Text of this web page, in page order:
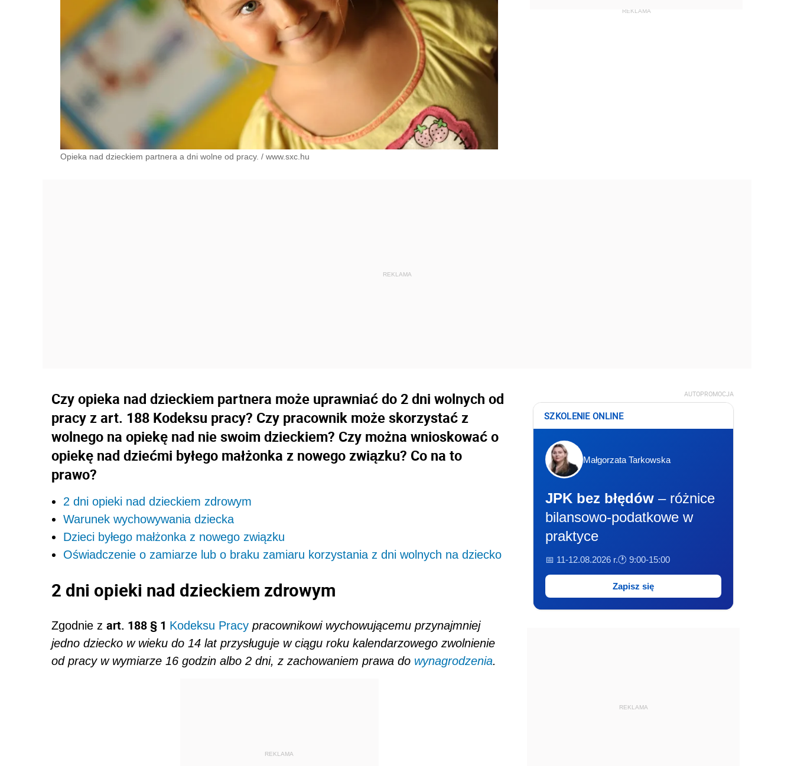
Opieka nad dzieckiem partnera a dni wolne od pracy. / www.sxc.hu
Czy opieka nad dzieckiem partnera może uprawniać do 2 dni wolnych od
pracy z art. 188 Kodeksu pracy? Czy pracownik może skorzystać z
wolnego na opiekę nad nie swoim dzieckiem? Czy można wnioskować o
opiekę nad dziećmi byłego małżonka z nowego związku? Co na to
prawo?
2 dni opieki nad dzieckiem zdrowym
Warunek wychowywania dziecka
Dzieci byłego małżonka z nowego związku
Oświadczenie o zamiarze lub o braku zamiaru korzystania z dni wolnych na dziecko
2 dni opieki nad dzieckiem zdrowym
Zgodnie z art. 188 § 1 Kodeksu Pracy pracownikowi wychowującemu przynajmniej
jedno dziecko w wieku do 14 lat przysługuje w ciągu roku kalendarzowego zwolnienie
od pracy w wymiarze 16 godzin albo 2 dni, z zachowaniem prawa do wynagrodzenia.
REKLAMA
AUTOPROMOCJA
SZKOLENIE ONLINE
Małgorzata Tarkowska
JPK bez błędów – różnice
bilansowo-podatkowe w
praktyce
📅 11-12.08.2026 r.🕐 9:00-15:00
Zapisz się
REKLAMA